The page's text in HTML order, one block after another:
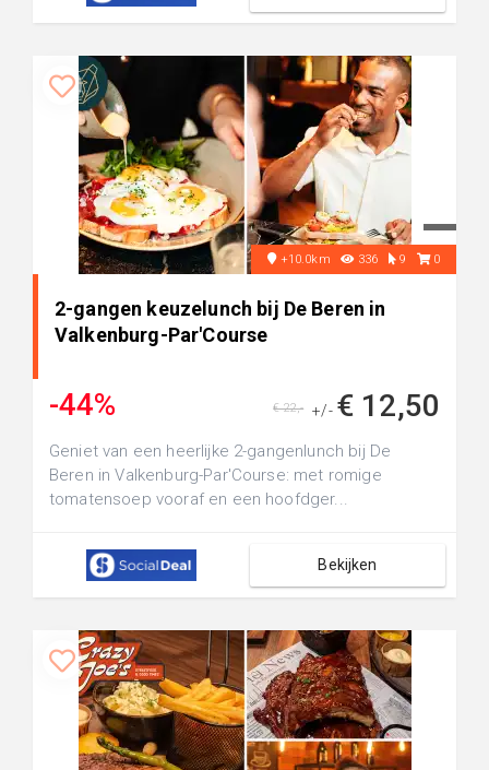
+10.0km 336 9 0
2-gangen keuzelunch bij De Beren in
Valkenburg-Par'Course
-44% +/- € 12,50
€ 22,-
Geniet van een heerlijke 2-gangenlunch bij De
Beren in Valkenburg-Par'Course: met romige
tomatensoep vooraf en een hoofdger...
Bekijken